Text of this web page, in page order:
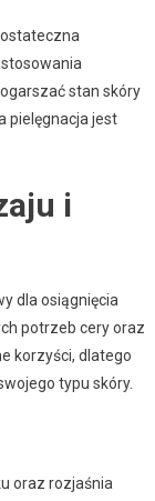
stan skóry
pielęgnacja jest
i
dla osiągnięcia
potrzeb cery oraz
korzyści, dlatego
typu skóry.
oraz rozjaśnia